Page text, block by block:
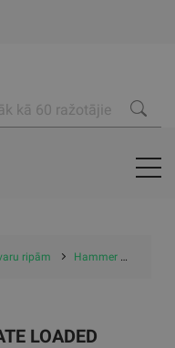
ripām Hammer Strength Plate Loaded Seated Dip
LOADED